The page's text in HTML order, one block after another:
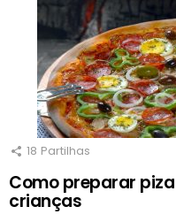
18 Partilhas
Como preparar
crianças